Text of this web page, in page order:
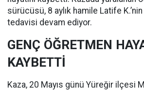
sürücüsü, 8 aylık hamile Latife
tedavisi devam ediyor.
GENÇ ÖĞRETMEN
KAYBETTİ
Kaza, 20 Mayıs günü Yüreğir ilçesi